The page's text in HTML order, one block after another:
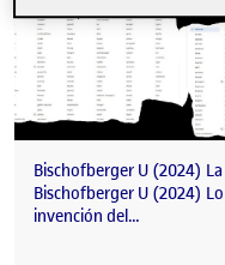
Bischofberger U (2024)
Bischofberger U (2024)
invención del…